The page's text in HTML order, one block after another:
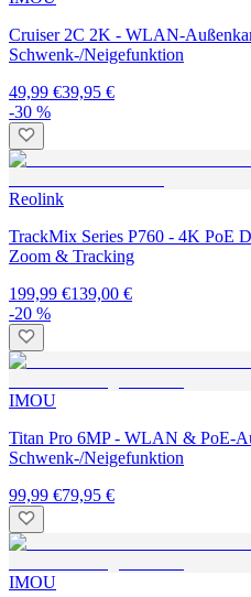
Cruiser 2C 2K - WLAN-
Schwenk-/Neigefunktion
49,99 €39,95 €
-30 %
Reolink
TrackMix Series P760 - 4K PoE
Zoom & Tracking
199,99 €139,00 €
-20 %
IMOU
Titan Pro 6MP - WLAN & PoE-
Schwenk-/Neigefunktion
99,99 €79,95 €
IMOU